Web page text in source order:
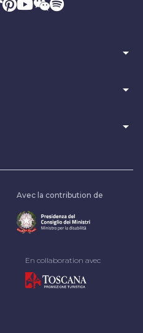
arrow_drop_down
arrow_drop_down
arrow_drop_down
Avec la contribution de
En collaboration avec